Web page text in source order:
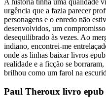
urgência que a fazia parecer
personagens e o enredo não
desenvolvidos, um
desequilibrado às vezes. Ao
indiano, encontrei-me
onde as linhas baixar livros
realidade e a ficção se
brilhou como um farol na
Paul Theroux livro epub